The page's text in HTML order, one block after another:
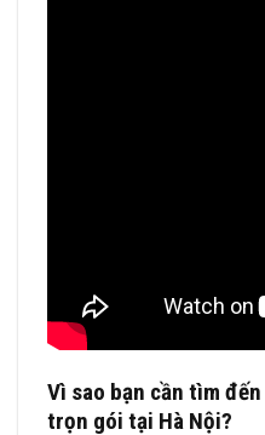
Vì sao bạn cần tìm
trọn gói tại Hà Nội?